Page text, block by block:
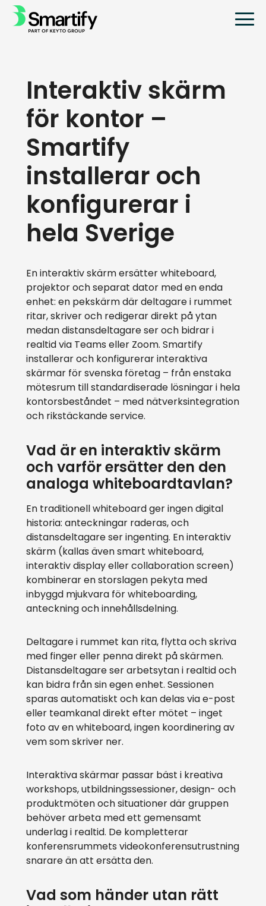
Interaktiv skärm
för kontor –
Smartify
installerar och
konfigurerar i
hela Sverige
En interaktiv skärm ersätter whiteboard,
projektor och separat dator med en enda
enhet: en pekskärm där deltagare i rummet
ritar, skriver och redigerar direkt på ytan
medan distansdeltagare ser och bidrar i
realtid via Teams eller Zoom. Smartify
installerar och konfigurerar interaktiva
skärmar för svenska företag – från enstaka
mötesrum till standardiserade lösningar i hela
kontorsbeståndet – med nätverksintegration
och rikstäckande service.
Vad är en interaktiv skärm
och varför ersätter den den
analoga whiteboardtavlan?
En traditionell whiteboard ger ingen digital
historia: anteckningar raderas, och
distansdeltagare ser ingenting. En interaktiv
skärm (kallas även smart whiteboard,
interaktiv display eller collaboration screen)
kombinerar en storslagen pekyta med
inbyggd mjukvara för whiteboarding,
anteckning och innehållsdelning.
Deltagare i rummet kan rita, flytta och skriva
med finger eller penna direkt på skärmen.
Distansdeltagare ser arbetsytan i realtid och
kan bidra från sin egen enhet. Sessionen
sparas automatiskt och kan delas via e-post
eller teamkanal direkt efter mötet – inget
foto av en whiteboard, ingen koordinering av
vem som skriver ner.
Interaktiva skärmar passar bäst i kreativa
workshops, utbildningssessioner, design- och
produktmöten och situationer där gruppen
behöver arbeta med ett gemensamt
underlag i realtid. De kompletterar
konferensrummets videokonferensutrustning
snarare än att ersätta den.
Vad som händer utan rätt